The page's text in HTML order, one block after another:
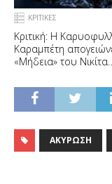
ΚΡΙΤΙΚΕΣ
Κριτική: Η
Καραμπέτη
«Μήδεια» του Νικίτα
ΑΚΎΡΩΣΗ